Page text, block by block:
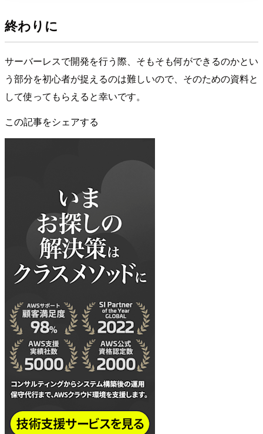
終わりに
サーバーレスで開発を行う際、そもそも何ができるのかとい
う部分を初心者が捉えるのは難しいので、そのための資料と
して使ってもらえると幸いです。
この記事をシェアする